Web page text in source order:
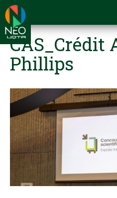
CAS_Crédit
Phillips